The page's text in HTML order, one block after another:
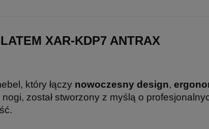
XAR-KDP7 ANTRAX
który łączy nowoczesny design,
został stworzony z myślą o